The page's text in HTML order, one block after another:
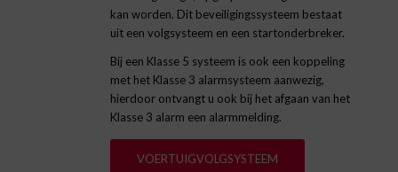
kan worden. Dit beveiligingssysteem bestaat
uit een volgsysteem en een startonderbreker.
Bij een Klasse 5 systeem is ook een koppeling
met het Klasse 3 alarmsysteem aanwezig,
hierdoor ontvangt u ook bij het afgaan van het
Klasse 3 alarm een alarmmelding.
VOERTUIGVOLGSYSTEEM